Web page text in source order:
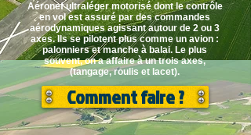
Aéronef ultraléger motorisé dont le contrôle
en vol est assuré par des commandes
aérodynamiques agissant autour de 2 ou 3
axes. Ils se pilotent plus comme un avion :
palonniers et manche à balai. Le plus
souvent, on a affaire à un trois axes,
(tangage, roulis et lacet).
Comment faire ?